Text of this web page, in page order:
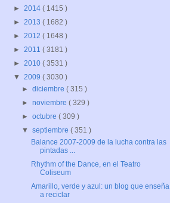
► 2014 ( 1415 )
► 2013 ( 1682 )
► 2012 ( 1648 )
► 2011 ( 3181 )
► 2010 ( 3531 )
▼ 2009 ( 3030 )
►diciembre( 315 )
►noviembre( 329 )
►octubre( 309 )
▼septiembre( 351 )
Balance 2007-2009 de la lucha contra las
pintadas ...
Rhythm of the Dance, en el Teatro
Coliseum
Amarillo, verde y azul: un blog que enseña
a reciclar